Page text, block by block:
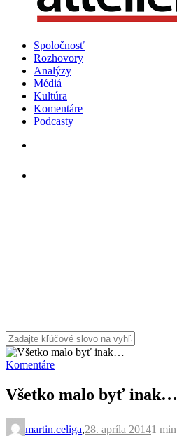
Spoločnosť
Rozhovory
Analýzy
Médiá
Kultúra
Komentáre
Podcasty
Komentáre
Všetko malo byť inak…
martin.celiga,28. apríla 20141 min